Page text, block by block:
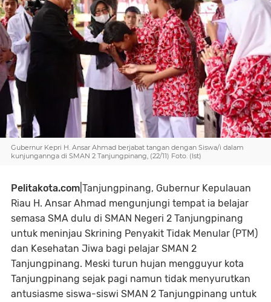
Gubernur Kepri H. Ansar Ahmad berjabat tangan dengan Siswa/i dalam
kunjungannga di SMAN 2 Tanjungpinang, (22/11) Foto. (Ist)
Pelitakota.com |Tanjungpinang, Gubernur Kepulauan
Riau H. Ansar Ahmad mengunjungi tempat ia belajar
semasa SMA dulu di SMAN Negeri 2 Tanjungpinang
untuk meninjau Skrining Penyakit Tidak Menular (PTM)
dan Kesehatan Jiwa bagi pelajar SMAN 2
Tanjungpinang. Meski turun hujan mengguyur kota
Tanjungpinang sejak pagi namun tidak menyurutkan
antusiasme siswa-siswi SMAN 2 Tanjungpinang untuk